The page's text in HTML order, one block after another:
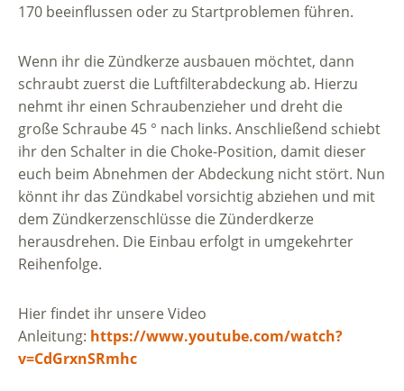
170 beeinflussen oder zu Startproblemen führen.
Wenn ihr die Zündkerze ausbauen möchtet, dann
schraubt zuerst die Luftfilterabdeckung ab. Hierzu
nehmt ihr einen Schraubenzieher und dreht die
große Schraube 45 ° nach links. Anschließend schiebt
ihr den Schalter in die Choke-Position, damit dieser
euch beim Abnehmen der Abdeckung nicht stört. Nun
könnt ihr das Zündkabel vorsichtig abziehen und mit
dem Zündkerzenschlüsse die Zünderdkerze
herausdrehen. Die Einbau erfolgt in umgekehrter
Reihenfolge.
Hier findet ihr unsere Video
Anleitung: https://www.youtube.com/watch?
v=CdGrxnSRmhc